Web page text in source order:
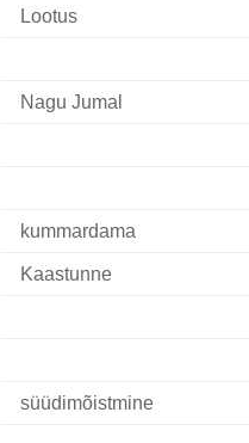
Lootus
Nagu Jumal
kummardama
Kaastunne
süüdimõistmine